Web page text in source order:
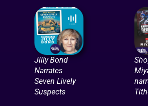
Jilly Bond
Narrates
Seven Lively
Suspects